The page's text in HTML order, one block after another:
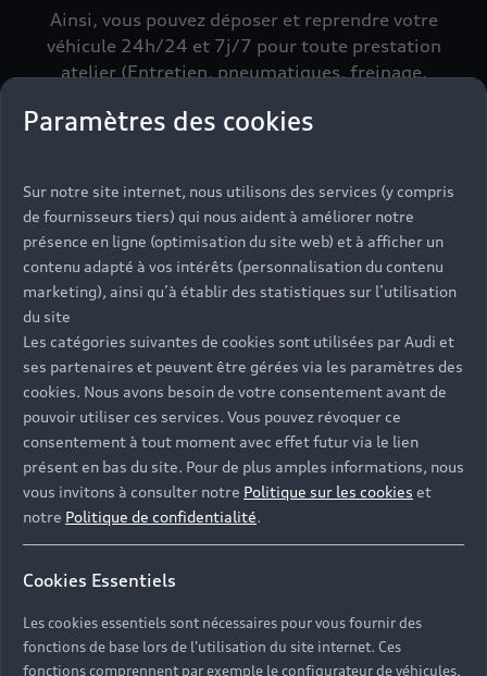
Ainsi, vous pouvez déposer et reprendre votre
véhicule 24h/24 et 7j/7 pour toute prestation
atelier (Entretien, pneumatiques, freinage,
$m.LinkList (LL)
L’intégralité du processus est rapide et conçue
pour être facile d’utilisation : vous prenez l’avion,
nous prenons soin de votre Audi.
Située dans le parking Premium des Terminaux
2E et 2F de l’Aéroport Paris-Charles de Gaulle,
l’Audi Service Station permet aux clients Audi de
planifier l’entretien ou la réparation de leur
devoir déposer celui-ci en atelier.
Paramètres des cookies
Sur notre site internet, nous utilisons des services (y compris
de fournisseurs tiers) qui nous aident à améliorer notre
présence en ligne (optimisation du site web) et à afficher un
contenu adapté à vos intérêts (personnalisation du contenu
marketing), ainsi qu’à établir des statistiques sur l’utilisation
du site
Les catégories suivantes de cookies sont utilisées par Audi et
ses partenaires et peuvent être gérées via les paramètres des
cookies. Nous avons besoin de votre consentement avant de
pouvoir utiliser ces services. Vous pouvez révoquer ce
consentement à tout moment avec effet futur via le lien
présent en bas du site. Pour de plus amples informations, nous
vous invitons à consulter notre Politique sur les cookies et
notre Politique de confidentialité.
Cookies Essentiels
Les cookies essentiels sont nécessaires pour vous fournir des
fonctions de base lors de l'utilisation du site internet. Ces
fonctions comprennent par exemple le configurateur de véhicules.